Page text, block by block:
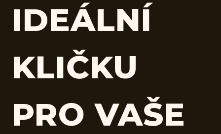
IDEÁLNÍ
KLIČKU
PRO VAŠE